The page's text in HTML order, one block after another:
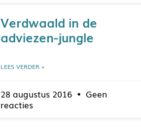
Verdwaald in de
adviezen-jungle
LEES VERDER »
28 augustus 2016
Geen
reacties